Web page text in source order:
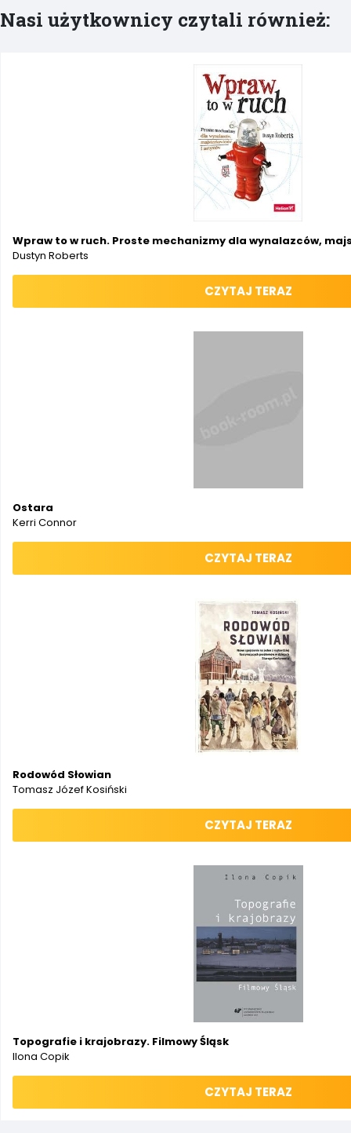
Nasi użytkownicy czytali również:
Wpraw to w ruch. Proste mechanizmy dla wynalazców,
Dustyn Roberts
CZYTAJ TERAZ
Ostara
Kerri Connor
CZYTAJ TERAZ
Rodowód Słowian
Tomasz Józef Kosiński
CZYTAJ TERAZ
Topografie i krajobrazy. Filmowy Śląsk
Ilona Copik
CZYTAJ TERAZ